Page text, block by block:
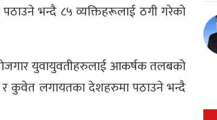
भन्दै ८५ व्यक्तिहरूलाई ठगी गरेको
युवायुवतीहरुलाई आकर्षक तलबको
र कुवेत लगायतका देशहरुमा पठाउने भन्दै